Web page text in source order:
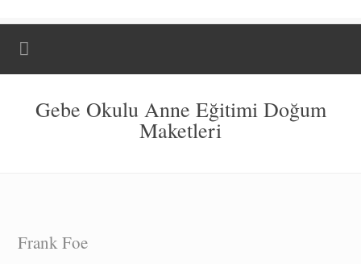
Gebe Okulu Anne Eğitimi Doğum
Maketleri
Frank Foe